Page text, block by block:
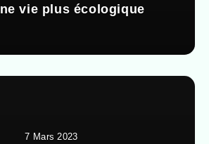
vie plus écologique
7 Mars 2023